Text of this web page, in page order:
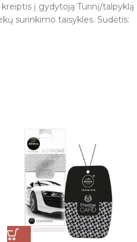
į gydytoją Turinį/talpyklą
surinkimo taisykles. Sudėtis: